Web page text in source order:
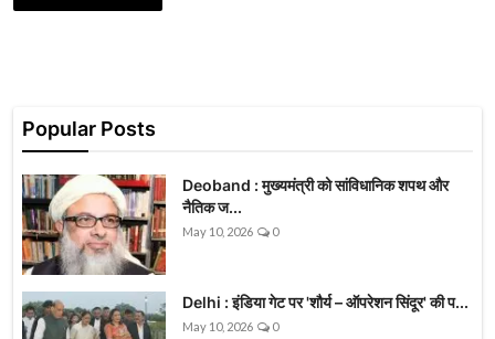
Popular Posts
Deoband : मुख्यमंत्री को सांविधानिक शपथ और
नैतिक ज...
May 10, 2026 0
Delhi : इंडिया गेट पर 'शौर्य – ऑपरेशन सिंदूर' की प...
May 10, 2026 0